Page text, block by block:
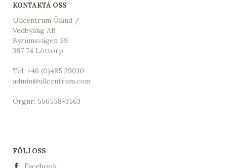
KONTAKTA OSS
Ullcentrum Öland /
Vedbyäng AB
Byrumsvägen 59
387 74 Löttorp
Tel: +46 (0)485 29010
admin@ullcentrum.com
Orgnr: 556558-3563
FÖLJ OSS
Facebook